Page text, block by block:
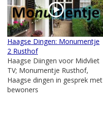
Haagse Dingen: Monumentje
2 Rusthof
Haagse Diingen voor Midvliet
TV; Monumentje Rusthof,
Haagse dingen in gesprek met
bewoners